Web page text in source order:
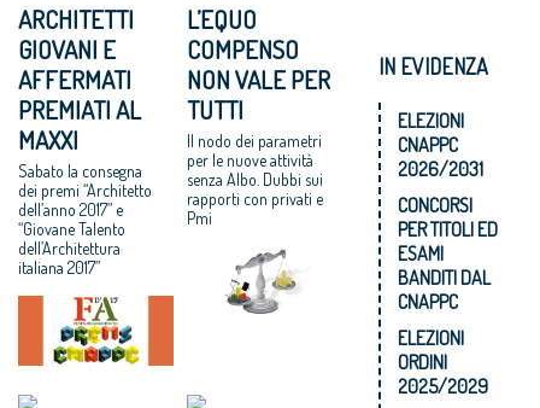
ARCHITETTI
GIOVANI E
AFFERMATI
PREMIATI AL
MAXXI
Sabato la consegna
dei premi “Architetto
dell’anno 2017” e
“Giovane Talento
dell’Architettura
italiana 2017”
L’EQUO
COMPENSO
NON VALE PER
TUTTI
Il nodo dei parametri
per le nuove attività
senza Albo. Dubbi sui
rapporti con privati e
Pmi
IN EVIDENZA
ELEZIONI
CNAPPC
2026/2031
CONCORSI
PER TITOLI ED
ESAMI
BANDITI DAL
CNAPPC
ELEZIONI
ORDINI
2025/2029